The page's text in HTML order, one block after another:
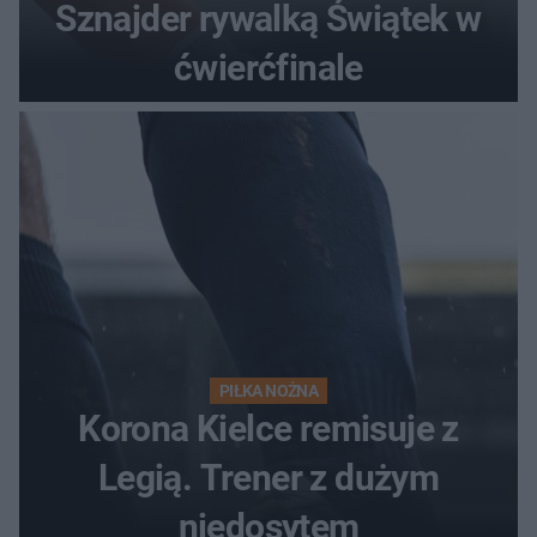
Sznajder rywalką Świątek w
ćwierćfinale
PIŁKA NOŻNA
Korona Kielce remisuje z
Legią. Trener z dużym
niedosytem